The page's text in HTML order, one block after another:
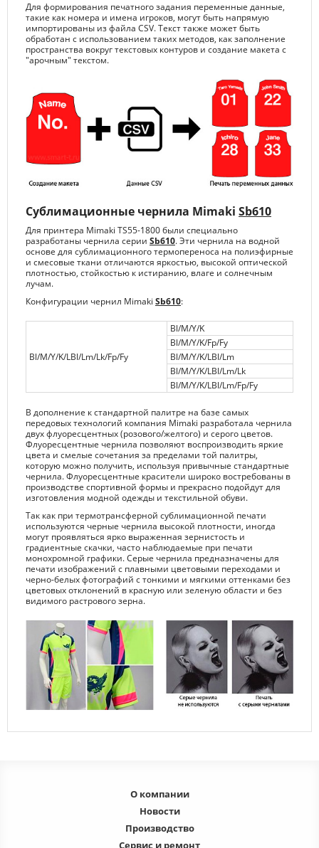
Для формирования печатного задания переменные данные,
такие как номера и имена игроков, могут быть напрямую
импортированы из файла CSV. Текст также может быть
обработан с использованием таких методов, как заполнение
пространства вокруг текстовых контуров и создание макета с
"арочным" текстом.
Сублимационные чернила Mimaki Sb610
Для принтера Mimaki TS55-1800 были специально
разработаны чернила серии Sb610. Эти чернила на водной
основе для сублимационного термопереноса на полиэфирные
и смесовые ткани отличаются яркостью, высокой оптической
плотностью, стойкостью к истиранию, влаге и солнечным
лучам.
Конфигурации чернил Mimaki Sb610:
Bl/M/Y/K/LBl/Lm/Lk/Fp/Fy
Bl/M/Y/K
Bl/M/Y/K/Fp/Fy
Bl/M/Y/K/LBl/Lm
Bl/M/Y/K/LBl/Lm/Lk
Bl/M/Y/K/LBl/Lm/Fp/Fy
В дополнение к стандартной палитре на базе самых
передовых технологий компания Mimaki разработала чернила
двух флуоресцентных (розового/желтого) и серого цветов.
Флуоресцентные чернила позволяют воспроизводить яркие
цвета и смелые сочетания за пределами той палитры,
которую можно получить, используя привычные стандартные
чернила. Флуоресцентные красители широко востребованы в
производстве спортивной формы и прекрасно подойдут для
изготовления модной одежды и текстильной обуви.
Так как при термотрансферной сублимационной печати
используются черные чернила высокой плотности, иногда
могут проявляться ярко выраженная зернистость и
градиентные скачки, часто наблюдаемые при печати
монохромной графики. Серые чернила предназначены для
печати изображений с плавными цветовыми переходами и
черно-белых фотографий с тонкими и мягкими оттенками без
цветовых отклонений в красную или зеленую области и без
видимого растрового зерна.
О компании
Новости
Производство
Сервис и ремонт